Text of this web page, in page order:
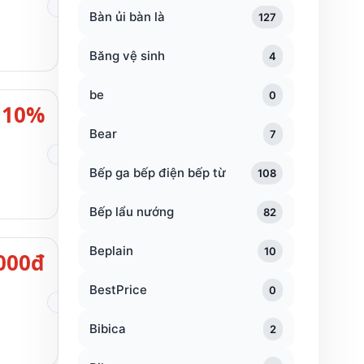
10%
Bàn ủi bàn là 127
Băng vệ sinh 4
be 0
Bear 7
Bếp ga bếp điện bếp từ 108
Bếp lẩu nướng 82
Beplain 10
BestPrice 0
Bibica 2